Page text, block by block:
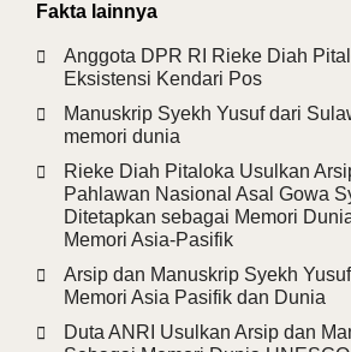
Fakta lainnya
Anggota DPR RI Rieke Diah
Eksistensi Kendari Pos
Manuskrip Syekh Yusuf dari
memori dunia
Rieke Diah Pitaloka Usulkan
Pahlawan Nasional Asal Gowa
Ditetapkan sebagai Memori
Memori Asia-Pasifik
Arsip dan Manuskrip Syekh
Memori Asia Pasifik dan Dunia
Duta ANRI Usulkan Arsip dan